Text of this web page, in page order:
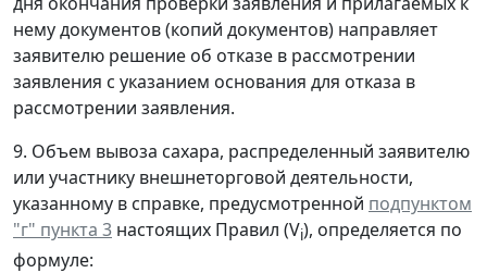
нему документов (копий документов) направляет
заявителю решение об отказе в рассмотрении
заявления с указанием основания для отказа в
рассмотрении заявления.
9. Объем вывоза сахара, распределенный заявителю
или участнику внешнеторговой деятельности,
указанному в справке, предусмотренной подпунктом
"г" пункта 3 настоящих Правил (Vi), определяется по
формуле: